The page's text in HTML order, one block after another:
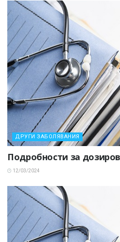
ДРУГИ ЗАБОЛЯВАНИЯ
Подробности за
12/03/2024